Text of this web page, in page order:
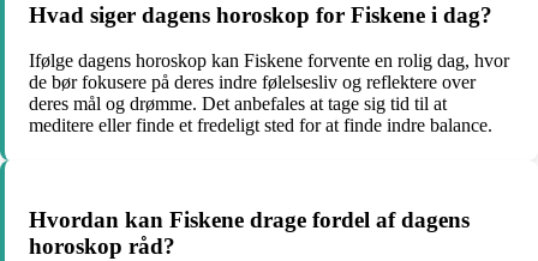
Hvad siger dagens horoskop for Fiskene i dag?
Ifølge dagens horoskop kan Fiskene forvente en rolig dag, hvor
de bør fokusere på deres indre følelsesliv og reflektere over
deres mål og drømme. Det anbefales at tage sig tid til at
meditere eller finde et fredeligt sted for at finde indre balance.
Hvordan kan Fiskene drage fordel af dagens
horoskop råd?